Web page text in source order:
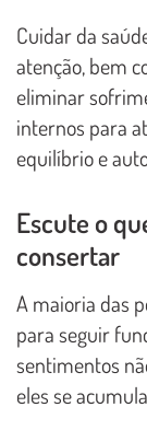
Cuidar da
atenção, bem
eliminar
internos para
equilíbrio e
Escute o
consertar
A maioria das
para seguir
sentimentos
eles se